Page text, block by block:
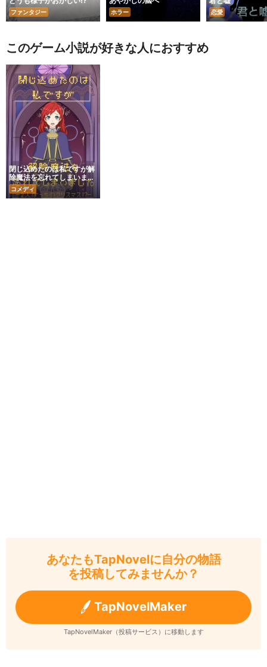
ファンタジー ホラー 恋愛
このゲーム小説が好きな人におすすめ
閉じ込めたのは私ですが解
除魔法を忘れてしまいまし
た。 〜2人ぼっちのク
リスマス⁉︎編〜
コメディ
あなたもTapNovelに自分の物語
を投稿してみませんか？
TapNovelMaker
TapNovelMaker（投稿サービス）に移動します